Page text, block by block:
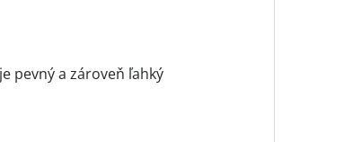
pevný a zároveň ľahký